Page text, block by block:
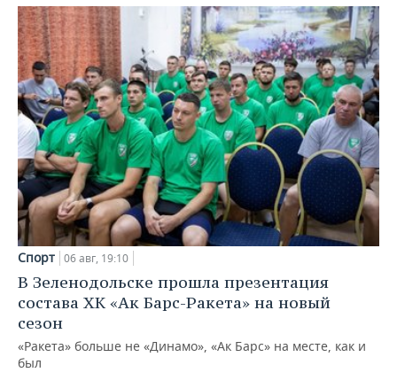
Спорт 06 авг, 19:10
В Зеленодольске прошла презентация
состава ХК «Ак Барс-Ракета» на новый
сезон
«Ракета» больше не «Динамо», «Ак Барс» на месте, как и
был